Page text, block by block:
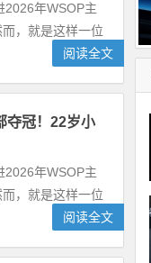
2026年WSOP主
，就是这样一位
阅读全文
夺冠！22岁小
2026年WSOP主
，就是这样一位
阅读全文